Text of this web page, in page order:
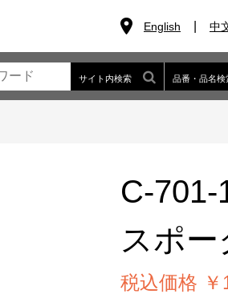
English 中
サイト内検索 品番・品名検
C-701-
スポ
税込価格 ￥